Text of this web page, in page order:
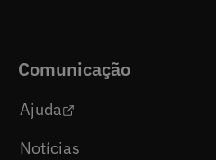
Comunicação
Ajuda
Notícias